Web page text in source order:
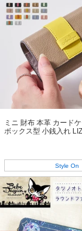
ミニ 財布 本革 カード
ボックス型 小銭入れ
Style On